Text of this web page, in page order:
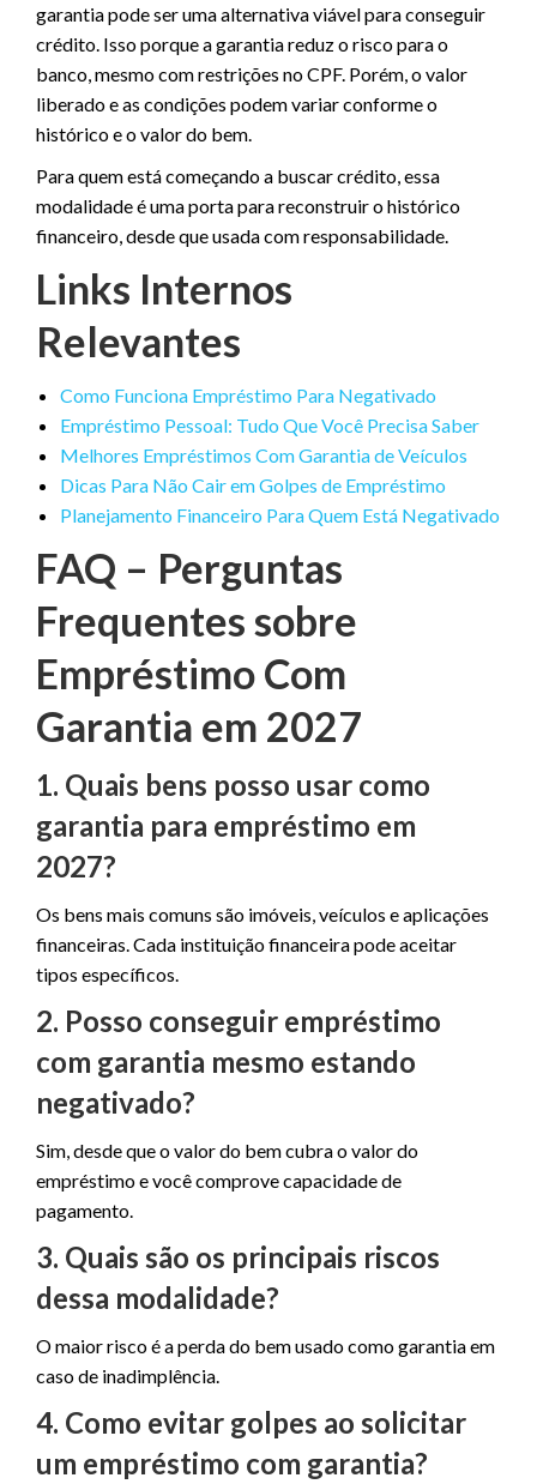
garantia pode ser uma alternativa viável para conseguir
crédito. Isso porque a garantia reduz o risco para o
banco, mesmo com restrições no CPF. Porém, o valor
liberado e as condições podem variar conforme o
histórico e o valor do bem.
Para quem está começando a buscar crédito, essa
modalidade é uma porta para reconstruir o histórico
financeiro, desde que usada com responsabilidade.
Links Internos
Relevantes
Como Funciona Empréstimo Para Negativado
Empréstimo Pessoal: Tudo Que Você Precisa Saber
Melhores Empréstimos Com Garantia de Veículos
Dicas Para Não Cair em Golpes de Empréstimo
Planejamento Financeiro Para Quem Está Negativado
FAQ – Perguntas
Frequentes sobre
Empréstimo Com
Garantia em 2027
1. Quais bens posso usar como
garantia para empréstimo em
2027?
Os bens mais comuns são imóveis, veículos e aplicações
financeiras. Cada instituição financeira pode aceitar
tipos específicos.
2. Posso conseguir empréstimo
com garantia mesmo estando
negativado?
Sim, desde que o valor do bem cubra o valor do
empréstimo e você comprove capacidade de
pagamento.
3. Quais são os principais riscos
dessa modalidade?
O maior risco é a perda do bem usado como garantia em
caso de inadimplência.
4. Como evitar golpes ao solicitar
um empréstimo com garantia?